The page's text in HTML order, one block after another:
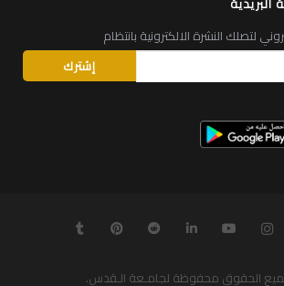
لتصلك النشرة الالكترونية بانتظام
الحقوق محفوظة لجامـعة الـقدس.